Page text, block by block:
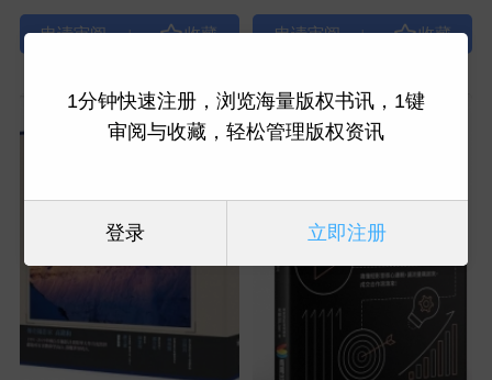
| |
1分钟快速注册，浏览海量版权书讯，1键
审阅与收藏，轻松管理版权资讯
登录 立即注册